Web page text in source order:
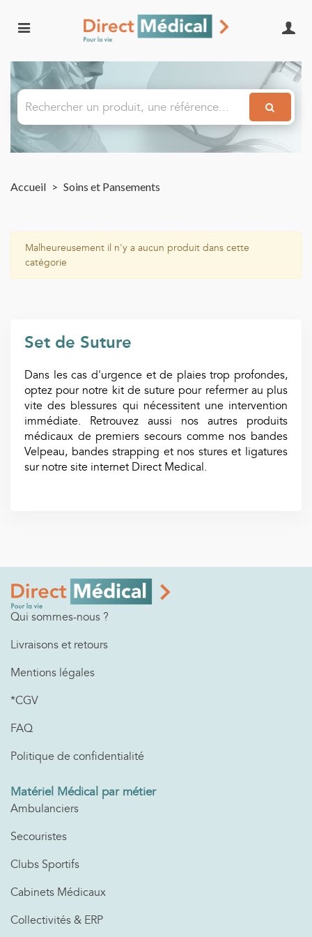
Accueil > Soins et Pansements
Set de Suture
Dans les cas d'urgence et de plaies trop profondes,
optez pour notre kit de suture pour refermer au plus
vite des blessures qui nécessitent une intervention
immédiate. Retrouvez aussi nos autres produits
médicaux de premiers secours comme nos bandes
Velpeau, bandes strapping et nos stures et ligatures
sur notre site internet Direct Medical.
Malheureusement il n'y a aucun produit dans cette
catégorie
Qui sommes-nous ?
Livraisons et retours
Mentions légales
*CGV
FAQ
Politique de confidentialité
Matériel Médical par métier
Ambulanciers
Secouristes
Clubs Sportifs
Cabinets Médicaux
Collectivités & ERP